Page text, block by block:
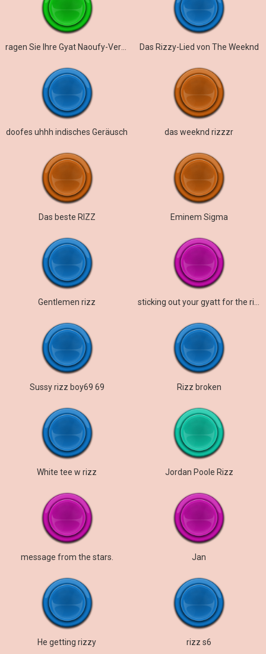
ragen Sie Ihre Gyat Naoufy-Version heraus Das Rizzy-Lied von The Weeknd
doofes uhhh indisches Geräusch das weeknd rizzzr
Das beste RIZZ Eminem Sigma
Gentlemen rizz
Sussy rizz boy69 69 Rizz broken
White tee w rizz Jordan Poole Rizz
message from the stars. Jan
He getting rizzy rizz s6